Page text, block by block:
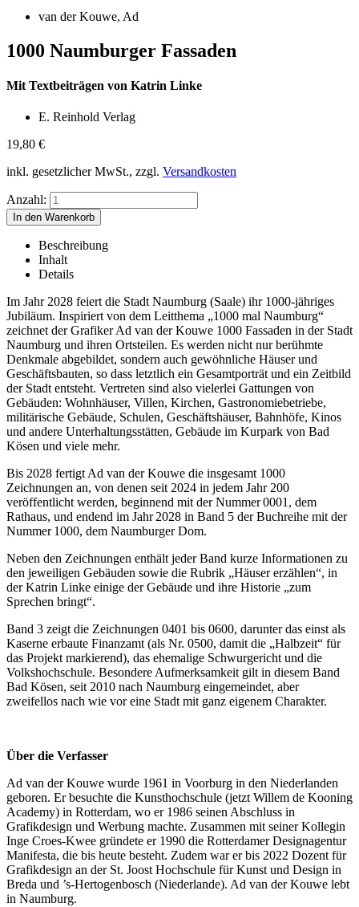
van der Kouwe, Ad
1000 Naumburger Fassaden
Mit Textbeiträgen von Katrin Linke
E. Reinhold Verlag
19,80 €
inkl. gesetzlicher MwSt., zzgl. Versandkosten
Anzahl:
Beschreibung
Inhalt
Details
Im Jahr 2028 feiert die Stadt Naumburg (Saale) ihr 1000-jähriges
Jubiläum. Inspiriert von dem Leitthema „1000 mal Naumburg“
zeichnet der Grafiker Ad van der Kouwe 1000 Fassaden in der Stadt
Naumburg und ihren Ortsteilen. Es werden nicht nur berühmte
Denkmale abgebildet, sondern auch gewöhnliche Häuser und
Geschäftsbauten, so dass letztlich ein Gesamtporträt und ein Zeitbild
der Stadt entsteht. Vertreten sind also vielerlei Gattungen von
Gebäuden: Wohnhäuser, Villen, Kirchen, Gastronomiebetriebe,
militärische Gebäude, Schulen, Geschäftshäuser, Bahnhöfe, Kinos
und andere Unterhaltungsstätten, Gebäude im Kurpark von Bad
Kösen und viele mehr.
Bis 2028 fertigt Ad van der Kouwe die insgesamt 1000
Zeichnungen an, von denen seit 2024 in jedem Jahr 200
veröffentlicht werden, beginnend mit der Nummer 0001, dem
Rathaus, und endend im Jahr 2028 in Band 5 der Buchreihe mit der
Nummer 1000, dem Naumburger Dom.
Neben den Zeichnungen enthält jeder Band kurze Informationen zu
den jeweiligen Gebäuden sowie die Rubrik „Häuser erzählen“, in
der Katrin Linke einige der Gebäude und ihre Historie „zum
Sprechen bringt“.
Band 3 zeigt die Zeichnungen 0401 bis 0600, darunter das einst als
Kaserne erbaute Finanzamt (als Nr. 0500, damit die „Halbzeit“ für
das Projekt markierend), das ehemalige Schwurgericht und die
Volkshochschule. Besondere Aufmerksamkeit gilt in diesem Band
Bad Kösen, seit 2010 nach Naumburg eingemeindet, aber
zweifellos nach wie vor eine Stadt mit ganz eigenem Charakter.
Über die Verfasser
Ad van der Kouwe wurde 1961 in Voorburg in den Niederlanden
geboren. Er besuchte die Kunsthochschule (jetzt Willem de Kooning
Academy) in Rotterdam, wo er 1986 seinen Abschluss in
Grafikdesign und Werbung machte. Zusammen mit seiner Kollegin
Inge Croes-Kwee gründete er 1990 die Rotterdamer Designagentur
Manifesta, die bis heute besteht. Zudem war er bis 2022 Dozent für
Grafikdesign an der St. Joost Hochschule für Kunst und Design in
Breda und ’s-Hertogenbosch (Niederlande). Ad van der Kouwe lebt
in Naumburg.